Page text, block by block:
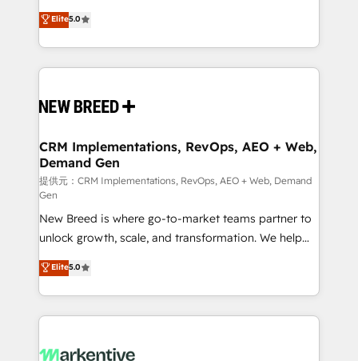
の一部をAIが自律実行する組織への移行を設計・実装。
Breeze・Claude等をHubSpotと連携させ、役割定義・
革を、構想から実装・定着までPMOとして主導。「設
の統合・浸透・変革管理を実行します。 ▸ CMS戦略設
計・構築：リード獲得・CVR・SEOを前提にした情報設
計・導線設計・テンプレート設計をContent Hubで一体
提供。 ▸ 既存CRM・MAからの移行支援：Salesforce・
Marketo・Pardot等からの移行、カスタム設計、履歴
データ移行と活用設計まで。 ▸ AEO対応：ChatGPT・
ンツとサイト構造を最適化。 🏆 なぜ100incを選ぶの
か？ ✓ HubSpot Eliteパートナー認定 ✓ HubSpotアワ
ード受賞・HUGリーダー ✓ ISO27001:2022 /
HubSpot大百科 出版 CRM・AI活用に関するご相談、現
into a revenue engine. Our unified ecosystem
includes specialized divisions Globalia (AI &
Software) and Point Success Media (Paid Media),
making this the official home for all three brands. 🔄
and system integrations powered by Globalia’s
trainers to drive platform adoption. 📈 Revenue
Generation - Full-funnel marketing and high-
performance advertising via Point Success Media. -
Expert deployment of Breeze AI and custom agents
to automate growth. 🏆 Elite Excellence - 8 platform
accreditations and deep HIPAA-compliance
expertise. - A team of 250+ experts dedicated to
your resilient growth.
Elite5.0
CRM Implementations, RevOps, AEO + Web,
Demand Gen
提供元：CRM Implementations, RevOps, AEO + Web, Demand
Gen
New Breed is where go-to-market teams partner to
unlock growth, scale, and transformation. We help
companies activate HubSpot’s AI-powered
customer platform and operationalize HubSpot’s
Loop Marketing framework through expert-led
services, smart agents, and purpose-built apps,
results, fast. ⚙️CRM & RevOps: Align all Hubs to your
Elite5.0